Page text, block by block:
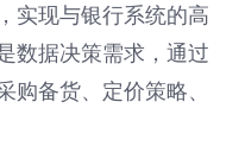
实现与银行系统的高
数据决策需求，通过
购备货、定价策略、